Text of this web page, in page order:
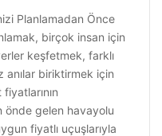
Planlamadan Önce
birçok insan için
keşfetmek, farklı
anılar biriktirmek için
önde gelen havayolu
fiyatlı uçuşlarıyla